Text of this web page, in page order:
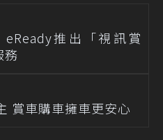
推出「視訊賞
務
賞車購車擁車更安心